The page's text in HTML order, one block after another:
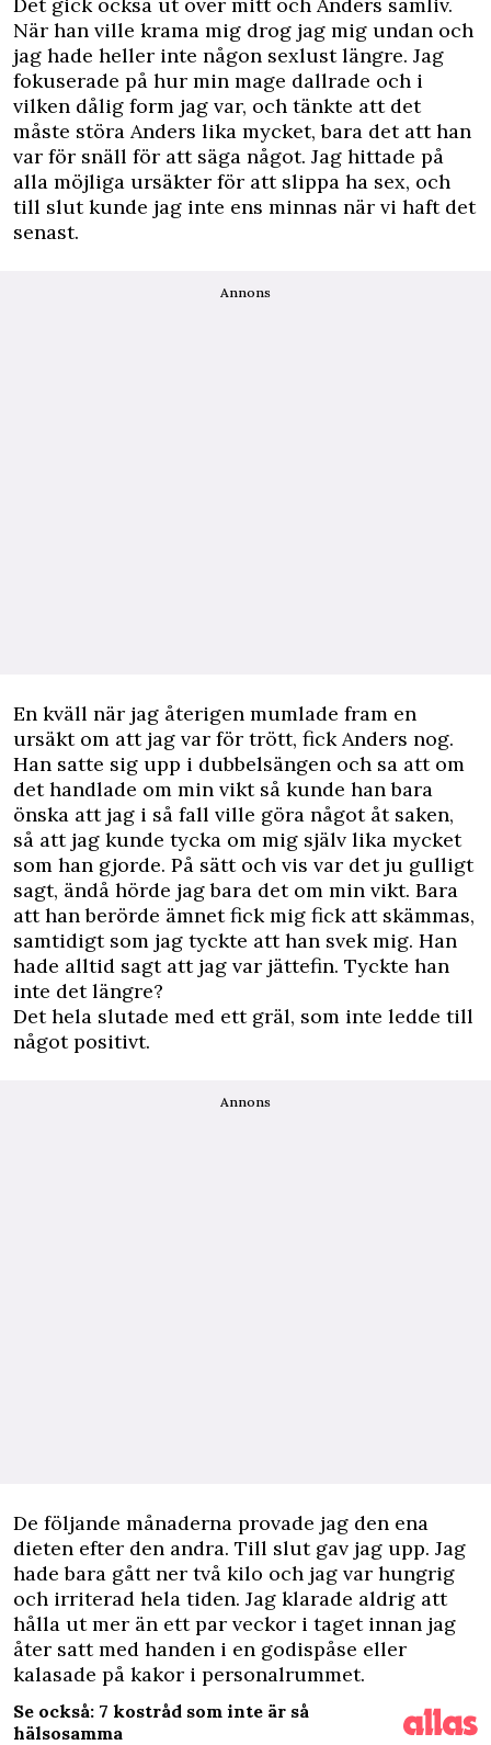
När han ville krama mig drog jag mig undan och
jag hade heller inte någon sexlust längre. Jag
fokuserade på hur min mage dallrade och i
vilken dålig form jag var, och tänkte att det
måste störa Anders lika mycket, bara det att han
var för snäll för att säga något. Jag hittade på
alla möjliga ursäkter för att slippa ha sex, och
till slut kunde jag inte ens minnas när vi haft det
senast.
Annons
En kväll när jag återigen mumlade fram en
ursäkt om att jag var för trött, fick Anders nog.
Han satte sig upp i dubbelsängen och sa att om
det handlade om min vikt så kunde han bara
önska att jag i så fall ville göra något åt saken,
så att jag kunde tycka om mig själv lika mycket
som han gjorde. På sätt och vis var det ju gulligt
sagt, ändå hörde jag bara det om min vikt. Bara
att han berörde ämnet fick mig fick att skämmas,
samtidigt som jag tyckte att han svek mig. Han
hade alltid sagt att jag var jättefin. Tyckte han
inte det längre?
Det hela slutade med ett gräl, som inte ledde till
något positivt.
Annons
De följande månaderna provade jag den ena
dieten efter den andra. Till slut gav jag upp. Jag
hade bara gått ner två kilo och jag var hungrig
och irriterad hela tiden. Jag klarade aldrig att
hålla ut mer än ett par veckor i taget innan jag
åter satt med handen i en godispåse eller
kalasade på kakor i personalrummet.
Se också: 7 kostråd som inte är så
hälsosamma